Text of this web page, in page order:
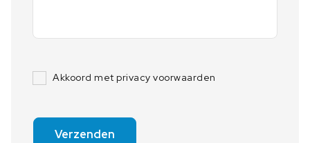
Akkoord met privacy voorwaarden
Verzenden